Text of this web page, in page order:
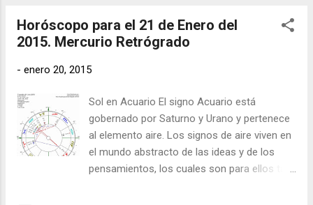
países extranjeros.
Horóscopo para el 21 de Enero del
2015. Mercurio Retrógrado
- enero 20, 2015
Sol en Acuario El signo Acuario está
gobernado por Saturno y Urano y pertenece
al elemento aire. Los signos de aire viven en
el mundo abstracto de las ideas y de los
pensamientos, los cuales son para ellos tan